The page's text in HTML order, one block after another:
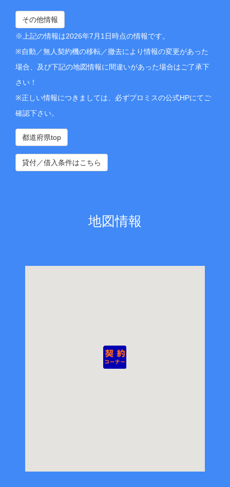
その他情報
※上記の情報は2026年7月1日時点の情報です。
※自動／無人契約機の移転／撤去により情報の変更があった
場合、及び下記の地図情報に間違いがあった場合はご了承下
さい！
※正しい情報につきましては、必ずプロミスの公式HPにてご
確認下さい。
都道府県top
貸付／借入条件はこちら
地図情報